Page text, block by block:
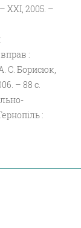
ХХІ, 2005. –
:
С. Борисюк,
– 88 с.
: